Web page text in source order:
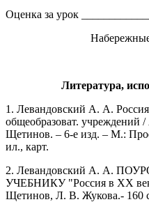
Оценка за урок
Литература,
1. Левандовский А. А.
общеобразоват.
Щетинов. – 6-е изд. – М.:
ил., карт.
2. Левандовский А. А.
УЧЕБНИКУ "Россия в ХХ
Щетинов, Л. В. Жукова.- 160